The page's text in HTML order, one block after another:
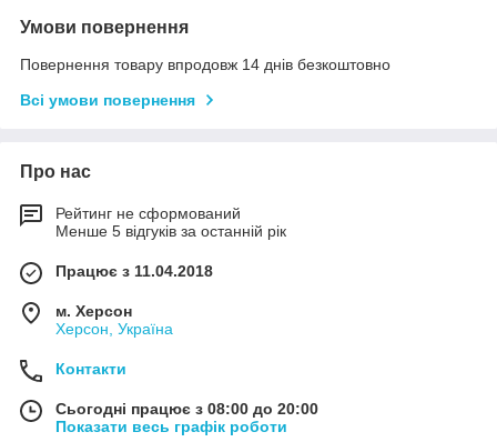
Умови повернення
Повернення товару впродовж 14 днів безкоштовно
Всі умови повернення
Про нас
Рейтинг не сформований
Менше 5 відгуків за останній рік
Працює з 11.04.2018
м. Херсон
Херсон, Україна
Контакти
Сьогодні працює з 08:00 до 20:00
Показати весь графік роботи